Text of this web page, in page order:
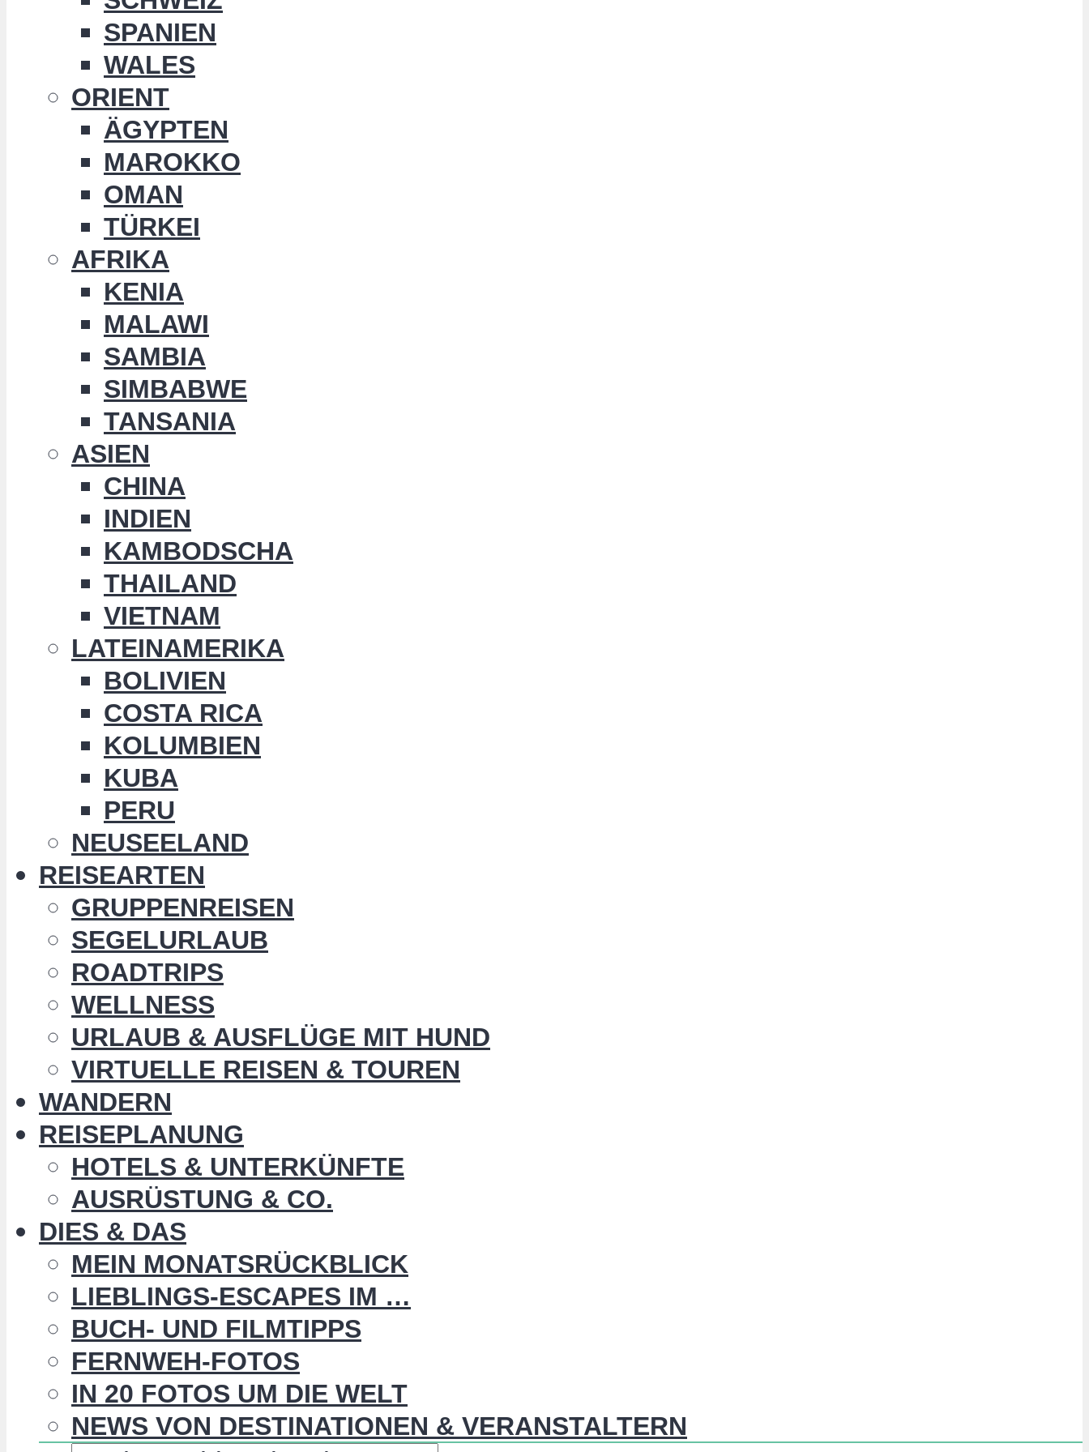
SPANIEN
WALES
ORIENT
ÄGYPTEN
MAROKKO
OMAN
TÜRKEI
AFRIKA
KENIA
MALAWI
SAMBIA
SIMBABWE
TANSANIA
ASIEN
CHINA
INDIEN
KAMBODSCHA
THAILAND
VIETNAM
LATEINAMERIKA
BOLIVIEN
COSTA RICA
KOLUMBIEN
KUBA
PERU
NEUSEELAND
REISEARTEN
GRUPPENREISEN
SEGELURLAUB
ROADTRIPS
WELLNESS
URLAUB & AUSFLÜGE MIT HUND
VIRTUELLE REISEN & TOUREN
WANDERN
REISEPLANUNG
HOTELS & UNTERKÜNFTE
AUSRÜSTUNG & CO.
DIES & DAS
MEIN MONATSRÜCKBLICK
LIEBLINGS-ESCAPES IM …
BUCH- UND FILMTIPPS
FERNWEH-FOTOS
IN 20 FOTOS UM DIE WELT
NEWS VON DESTINATIONEN & VERANSTALTERN